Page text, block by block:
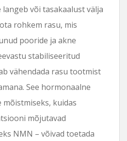
või tasakaalust välja
rohkem rasu, mis
pooride ja akne
stabiliseeritud
vähendada rasu tootmist
See hormonaalne
kuidas
mõjutavad
NMN – võivad toetada